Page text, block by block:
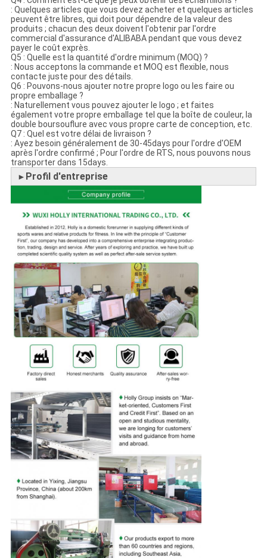
: Quelques articles que vous devez acheter et quelques articles
peuvent être libres, qui doit pour dépendre de la valeur des
produits ; chacun des deux doivent l'obtenir par l'ordre
commercial d'assurance d'ALIBABA pendant que vous devez
payer le coût exprès.
Q5 : Quelle est la quantité d'ordre minimum (MOQ) ?
: Nous acceptons la commande et MOQ est flexible, nous
contacte juste pour des détails.
Q6 : Pouvons-nous ajouter notre propre logo ou les faire ou
propre emballage ?
: Naturellement vous pouvez ajouter le logo ; et faites
également votre propre emballage tel que la boîte de couleur, la
double boursouflure avec vous propre carte de conception, etc.
Q7 : Quel est votre délai de livraison ?
: Ayez besoin généralement de 30-45days pour l'ordre d'OEM
après l'ordre confirmé ; Pour l'ordre de RTS, nous pouvons nous
transporter dans 15days.
► Profil d'entreprise